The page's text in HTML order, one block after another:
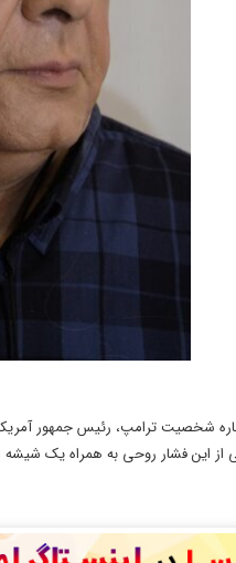
از این فشار روحی به همراه یک